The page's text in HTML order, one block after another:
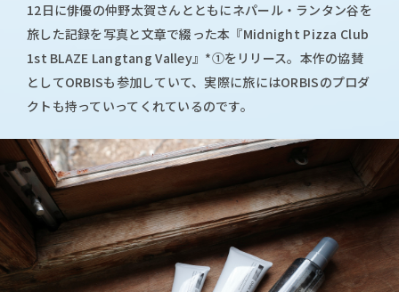
12日に俳優の仲野太賀さんとともにネパール・ランタン谷を
旅した記録を写真と文章で綴った本『Midnight Pizza Club
1st BLAZE Langtang Valley』*①をリリース。本作の協賛
としてORBISも参加していて、実際に旅にはORBISのプロダ
クトも持っていってくれているのです。